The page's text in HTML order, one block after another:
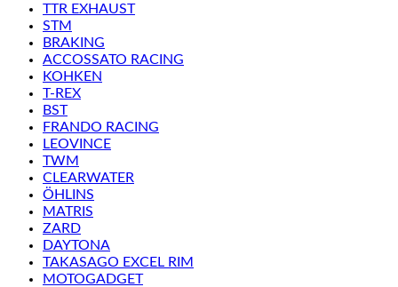
TTR EXHAUST
STM
BRAKING
ACCOSSATO RACING
KOHKEN
T-REX
BST
FRANDO RACING
LEOVINCE
TWM
CLEARWATER
ÖHLINS
MATRIS
ZARD
DAYTONA
TAKASAGO EXCEL RIM
MOTOGADGET